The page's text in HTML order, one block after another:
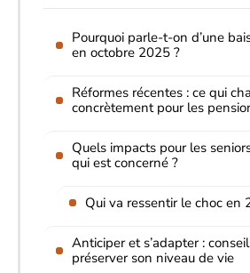
Pourquoi parle-t-on d’une
en octobre 2025 ?
Réformes récentes : ce qui
concrètement pour les
Quels impacts pour les
qui est concerné ?
Qui va ressentir le choc en
Anticiper et s’adapter :
préserver son niveau de vie